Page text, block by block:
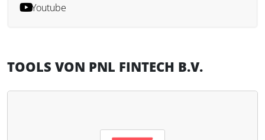
Youtube
TOOLS VON PNL FINTECH B.V.